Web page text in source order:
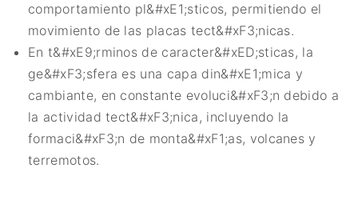
comportamiento pl&#xE1;sticos, permitiendo el
movimiento de las placas tect&#xF3;nicas.
En t&#xE9;rminos de caracter&#xED;sticas, la
ge&#xF3;sfera es una capa din&#xE1;mica y
cambiante, en constante evoluci&#xF3;n debido a
la actividad tect&#xF3;nica, incluyendo la
formaci&#xF3;n de monta&#xF1;as, volcanes y
terremotos.